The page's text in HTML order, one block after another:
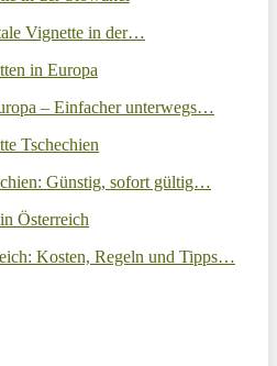
Vignette in der…
– Einfacher unterwegs…
Günstig, sofort gültig…
Kosten, Regeln und Tipps…